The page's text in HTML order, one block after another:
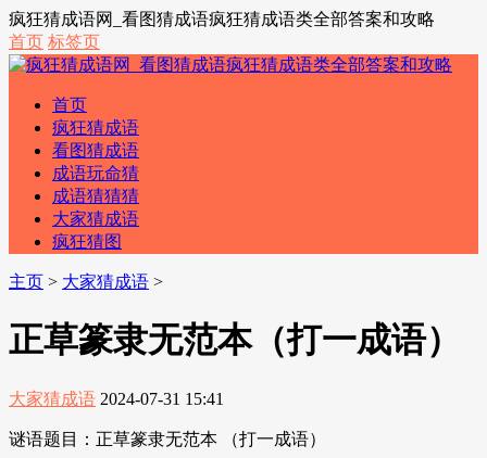
疯狂猜成语网_看图猜成语疯狂猜成语类全部答案和攻略
首页 标签页
首页
疯狂猜成语
看图猜成语
成语玩命猜
成语猜猜猜
大家猜成语
疯狂猜图
主页 > 大家猜成语 >
正草篆隶无范本（打一成语）
大家猜成语 2024-07-31 15:41
谜语题目：正草篆隶无范本 （打一成语）